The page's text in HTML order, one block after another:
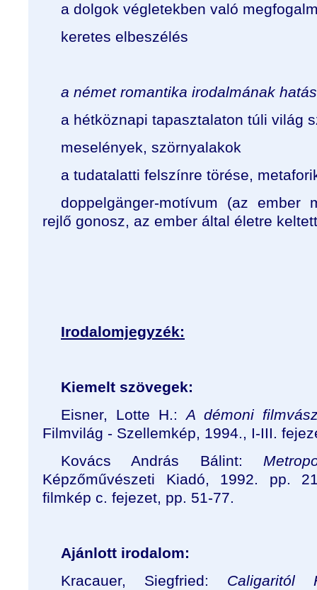
a dolgok végletekben való
keretes elbeszélés
a német romantika irodalmának
a hétköznapi tapasztalaton túli világ
meselények, szörnyalakok
a tudatalatti felszínre törése,
doppelgänger-motívum (az ember
rejlő gonosz, az ember által életre
Irodalomjegyzék:
Kiemelt szövegek:
Eisner, Lotte H.:A démoni
Filmvilág - Szellemkép, 1994., I-III.
Kovács András Bálint:
Képzőművészeti Kiadó, 1992. pp.
filmkép c. fejezet, pp. 51-77.
Ajánlott irodalom:
Kracauer, Siegfried: